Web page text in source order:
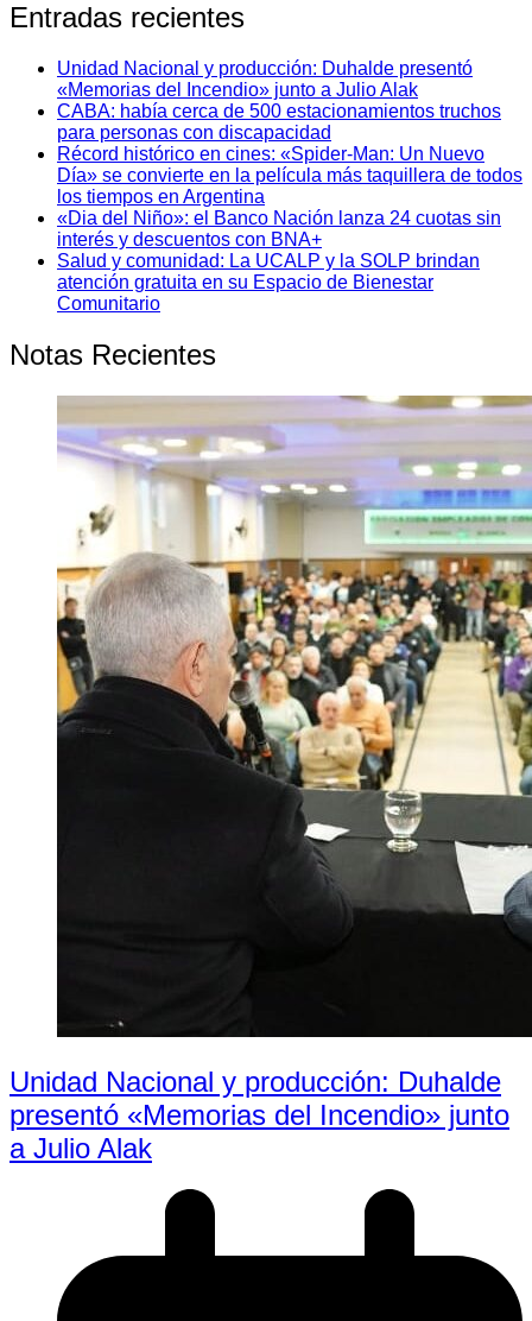
Entradas recientes
Unidad Nacional y producción: Duhalde presentó
«Memorias del Incendio» junto a Julio Alak
CABA: había cerca de 500 estacionamientos truchos
para personas con discapacidad
Récord histórico en cines: «Spider-Man: Un Nuevo
Día» se convierte en la película más taquillera de todos
los tiempos en Argentina
«Dia del Niño»: el Banco Nación lanza 24 cuotas sin
interés y descuentos con BNA+
Salud y comunidad: La UCALP y la SOLP brindan
atención gratuita en su Espacio de Bienestar
Comunitario
Notas Recientes
Unidad Nacional y producción: Duhalde
presentó «Memorias del Incendio» junto
a Julio Alak